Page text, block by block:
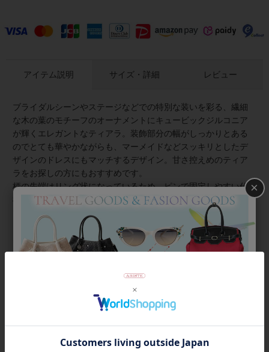
アイテム説明
ブライダルシーンやステージなどでの特別な装いを彩る、繊細
な木の葉のモチーフのオーナメントにキュービックジルコニア
が輝くエレガントなティアラ。装飾部分の幅がしっかりとある
のでとても華やかながらも、マーメイドなどスッキリとしたデ
ザインのドレスにもマッチするデザイン。甘さ控えめのティア
ラをお探しの方にもおすすめです。
柄の先端はリング状になっているため、ピンで固定しやすい仕
様です。柄の部分の角度も調整可能。装飾部分は曲がらないの
で、頭に載せた後軽く装飾部分を抑えて柄を少しずつゆっくり
と曲げてください。頭に沿わるようにしていただくとフィット
感が出て快適に、美しくご着用いただけます。
サイズ・詳細 レビュー
×